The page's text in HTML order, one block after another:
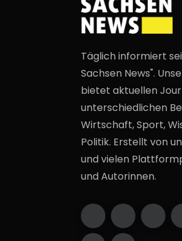
Täglich informiert
Sachsen News".
bietet aktuellen
unterschiedlichen
Wirtschaft, Sport,
Politik. Erstellt von
und vielen
und Autorinnen.